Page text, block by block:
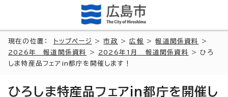
現在の位置： トップページ >市政 >広報 >報道関係資料
>
2026年 報道関係資料
> 2026年1月 報道関係資料
> ひろ
しま特産品フェアin都庁を開催します！
ひろしま特産品フェアin都庁を開催し